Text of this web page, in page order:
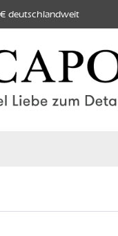
deutschlandweit